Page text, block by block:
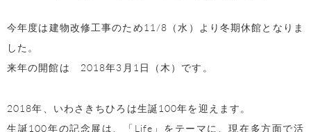
今年度は建物改修工事のため11/8（水）より冬期休館となりま
した。
来年の開館は 2018年3月1日（木）です。
2018年、いわさきちひろは生誕100年を迎えます。
生誕100年の記念展は、「Life」をテーマに、現在多方面で活